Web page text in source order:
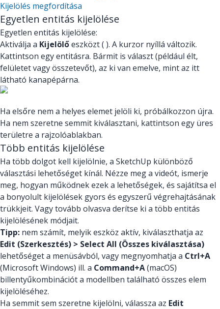
Kijelölés megfordítása
Egyetlen entitás kijelölése
Egyetlen entitás kijelölése:
Aktiválja a Kijelölőeszközt ( ). A kurzor nyíllá változik.
Kattintson egy entitásra. Bármit is választ (például élt,
felületet vagy összetevőt), az ki van emelve, mint az itt
látható kanapépárna.
Ha elsőre nem a helyes elemet jelöli ki, próbálkozzon újra.
Ha nem szeretne semmit kiválasztani, kattintson egy üres
területre a rajzolóablakban.
Több entitás kijelölése
Ha több dolgot kell kijelölnie, a SketchUp különböző
választási lehetőséget kínál. Nézze meg a videót, ismerje
meg, hogyan működnek ezek a lehetőségek, és sajátítsa el
a bonyolult kijelölések gyors és egyszerű végrehajtásának
trükkjeit. Vagy tovább olvasva derítse ki a több entitás
kijelölésének módjait.
Tipp: nem számít, melyik eszköz aktív, kiválaszthatja az
Edit (Szerkesztés) > Select All (Összes kiválasztása)
lehetőséget a menüsávból, vagy megnyomhatja a Ctrl+A
(Microsoft Windows) ill. a Command+A(macOS)
billentyűkombinációt a modellben található összes elem
kijelöléséhez.
Ha semmit sem szeretne kijelölni, válassza az Edit